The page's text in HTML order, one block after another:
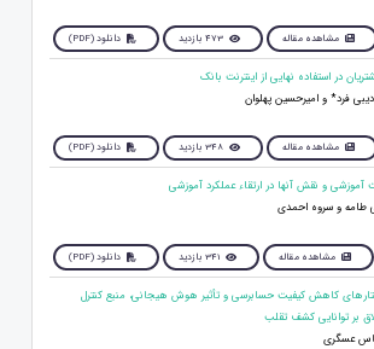
مشاهده مقاله 473 بازدید دانلود (PDF)
فرد* و امیرحسین پهلوان
مشاهده مقاله 348 بازدید دانلود (PDF)
طامه و سروه احمدی
مشاهده مقاله 341 بازدید دانلود (PDF)
کاهش کیفیت حسابرسی و تأثیر هوش هیجانی، منبع کنترل
بر توانایی کشف تقلب
عسگری